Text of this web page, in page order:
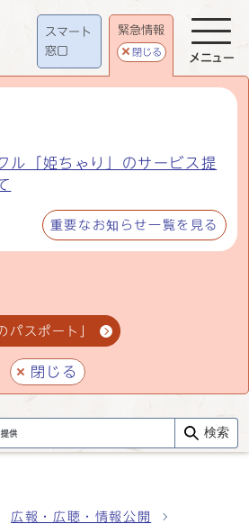
スマート
窓口
緊急情報
閉じる
ル「姫ちゃり」のサービス提
重要なお知らせ一覧を見る
パスポート」
閉じる
メニュー
検索
広報・広聴・情報公開